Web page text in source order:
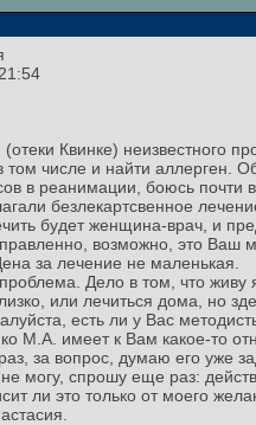
Квинке) неизвестного
том числе и найти аллерген.
в реанимации, боюсь почти
безлекартсвенное
будет женщина-врач, и
возможно, это Ваш
за лечение не маленькая.
Дело в том, что
или лечиться дома, но
есть ли у Вас
М.А. имеет к Вам какое-то
за вопрос, думаю его уже
могу, спрошу еще раз:
ли это только от моего